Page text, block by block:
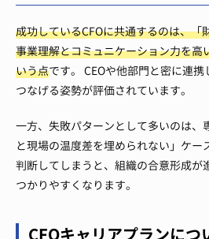
成功しているCFOに共通するのは、「
事業理解とコミュニケーション力を高
いう点です。 CEOや他部門と密に連
つなげる姿勢が評価されています。
一方、失敗パターンとして多いのは、
と現場の温度差を埋められない」ケー
判断してしまうと、組織の合意形成が
つかりやすくなります。